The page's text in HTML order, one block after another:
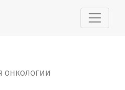
в НМИЦ онкологии
ОНКОЛОГИИ